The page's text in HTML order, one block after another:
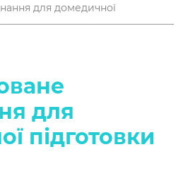
для домедичної
для
підготовки